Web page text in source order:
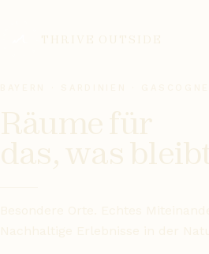
THRIVE OUTSIDE
Räume für
das, was